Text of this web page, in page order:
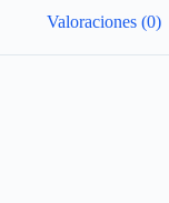
Valoraciones (0)